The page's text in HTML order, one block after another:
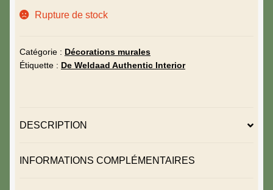
Rupture de stock
Catégorie : Décorations murales
Étiquette : De Weldaad Authentic Interior
DESCRIPTION
INFORMATIONS COMPLÉMENTAIRES